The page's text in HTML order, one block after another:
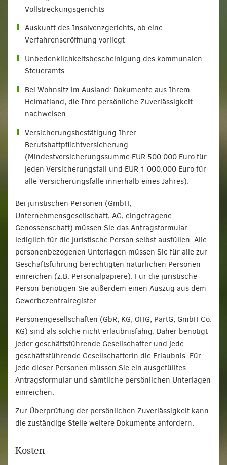
Vollstreckungsgerichts
Auskunft des Insolvenzgerichts, ob eine
Verfahrenseröffnung vorliegt
Unbedenklichkeitsbescheinigung des kommunalen
Steueramts
Bei Wohnsitz im Ausland: Dokumente aus Ihrem
Heimatland, die Ihre persönliche Zuverlässigkeit
nachweisen
Versicherungsbestätigung Ihrer
Berufshaftpflichtversicherung
(Mindestversicherungssumme EUR 500.000 Euro für
jeden Versicherungsfall und EUR 1 000.000 Euro für
alle Versicherungsfälle innerhalb eines Jahres).
Bei juristischen Personen (GmbH,
Unternehmensgesellschaft, AG, eingetragene
Genossenschaft) müssen Sie das Antragsformular
lediglich für die juristische Person selbst ausfüllen. Alle
personenbezogenen Unterlagen müssen Sie für alle zur
Geschäftsführung berechtigten natürlichen Personen
einreichen (z.B. Personalpapiere). Für die juristische
Person benötigen Sie außerdem einen Auszug aus dem
Gewerbezentralregister.
Personengesellschaften (GbR, KG, OHG, PartG, GmbH Co.
KG) sind als solche nicht erlaubnisfähig. Daher benötigt
jeder geschäftsführende Gesellschafter und jede
geschäftsführende Gesellschafterin die Erlaubnis. Für
jede dieser Personen müssen Sie ein ausgefülltes
Antragsformular und sämtliche persönlichen Unterlagen
einreichen.
Zur Überprüfung der persönlichen Zuverlässigkeit kann
die zuständige Stelle weitere Dokumente anfordern.
Kosten